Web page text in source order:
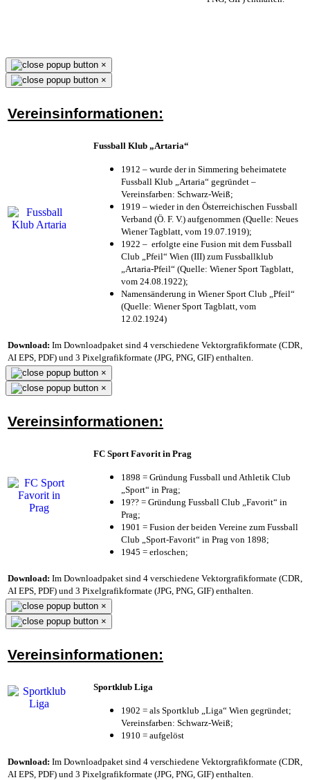
×
×
Vereinsinformationen:
Fussball Klub „Artaria“
1912 – wurde der in Simmering beheimatete
Fussball Klub „Artaria“ gegründet –
Vereinsfarben: Schwarz-Weiß;
1919 – wieder in den Österreichischen Fussball
Verband (Ö. F. V.) aufgenommen (Quelle: Neues
Wiener Tagblatt, vom 19.07.1919);
1922 – erfolgte eine Fusion mit dem Fussball
Club „Pfeil“ Wien (III) zum Fussballklub
„Artaria-Pfeil“ (Quelle: Wiener Sport Tagblatt,
vom 24.08.1922);
Namensänderung in Wiener Sport Club „Pfeil“
(Quelle: Wiener Sport Tagblatt, vom
12.02.1924)
Download: Im Downloadpaket sind 4 verschiedene Vektorgrafikformate (CDR,
AI EPS, PDF) und 3 Pixelgrafikformate (JPG, PNG, GIF) enthalten.
×
×
Vereinsinformationen:
FC Sport Favorit in Prag
1898 = Gründung Fussball und Athletik Club
„Sport“ in Prag;
19?? = Gründung Fussball Club „Favorit“ in
Prag;
1901 = Fusion der beiden Vereine zum Fussball
Club „Sport-Favorit“ in Prag von 1898;
1945 = erloschen;
Download: Im Downloadpaket sind 4 verschiedene Vektorgrafikformate (CDR,
AI EPS, PDF) und 3 Pixelgrafikformate (JPG, PNG, GIF) enthalten.
×
×
Vereinsinformationen:
Sportklub Liga
1902 = als Sportklub „Liga“ Wien gegründet;
Vereinsfarben: Schwarz-Weiß;
1910 = aufgelöst
Download: Im Downloadpaket sind 4 verschiedene Vektorgrafikformate (CDR,
AI EPS, PDF) und 3 Pixelgrafikformate (JPG, PNG, GIF) enthalten.